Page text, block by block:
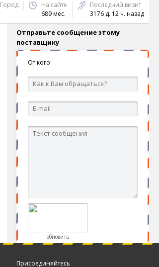
Город
На сайте
689 мес.
Последний визит
3176 д. 12 ч. назад
Отправьте сообщение этому
поставщику
От кого:
обновить
Присоединяйтесь